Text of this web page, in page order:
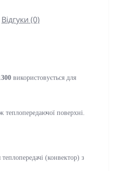
Відгуки (0)
використовується для
теплопередаючої поверхні.
(конвектор) з